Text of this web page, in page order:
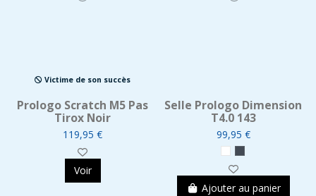
Victime de son succès
Prologo Scratch M5 Pas
Tirox Noir
119,95 €
Voir
Selle Prologo Dimension
T4.0 143
99,95 €
Ajouter au panier